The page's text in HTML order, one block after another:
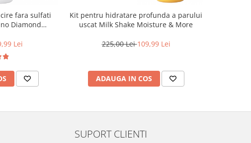
fara sulfati
Diamond
Lei
Kit pentru hidratare profunda a parului
uscat Milk Shake Moisture & More
225,00 Lei109,99 Lei
ADAUGA IN COS
SUPORT CLIENTI